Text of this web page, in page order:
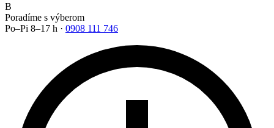
B
Poradíme s výberom
Po–Pi 8–17 h · 0908 111 746